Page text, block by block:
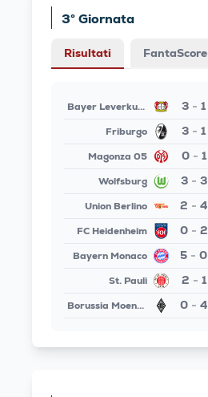
3° Giornata
Risultati FantaScore
Bayer Leverkusen 3 - 1
Friburgo
3 - 1
Magonza 05
0- 1
Wolfsburg
3- 3
Union Berlino
2 - 4
FC Heidenheim
0- 2
Bayern Monaco
5 - 0
St. Pauli
2 - 1
Borussia Moenchengladbach
0- 4